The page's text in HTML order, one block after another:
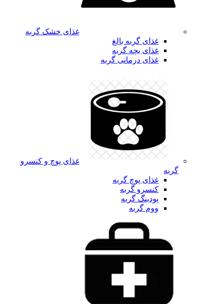
غذای خشک گربه
غذای گربه بالغ
غذای بچه گربه
غذای درمانی گربه
غذای پوچ و کنسرو
گربه
غذای پوچ گربه
کنسرو گربه
پودینگ گربه
ووم گربه